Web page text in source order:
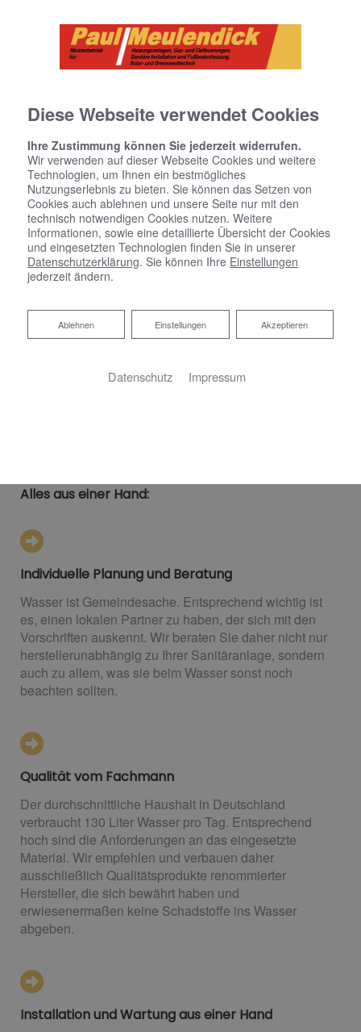
Paul Meulendick GmbH: Ihr Profi vor Ort
Ob Neubau oder Sanierung: Eine Sanitäranlage muss
Alles aus einer Hand:
Individuelle Planung und Beratung
Wasser ist Gemeindesache. Entsprechend wichtig ist
es, einen lokalen Partner zu haben, der sich mit den
Vorschriften auskennt. Wir beraten Sie daher nicht nur
herstellerunabhängig zu Ihrer Sanitäranlage, sondern
auch zu allem, was sie beim Wasser sonst noch
beachten sollten.
Qualität vom Fachmann
Der durchschnittliche Haushalt in Deutschland
verbraucht 130 Liter Wasser pro Tag. Entsprechend
hoch sind die Anforderungen an das eingesetzte
Material. Wir empfehlen und verbauen daher
ausschließlich Qualitätsprodukte renommierter
Hersteller, die sich bewährt haben und
erwiesenermaßen keine Schadstoffe ins Wasser
abgeben.
Installation und Wartung aus einer Hand
Diese Webseite verwendet Cookies
Ihre Zustimmung können Sie jederzeit widerrufen.
Wir verwenden auf dieser Webseite Cookies und weitere
Technologien, um Ihnen ein bestmögliches
Nutzungserlebnis zu bieten. Sie können das Setzen von
Cookies auch ablehnen und unsere Seite nur mit den
technisch notwendigen Cookies nutzen. Weitere
Informationen, sowie eine detaillierte Übersicht der Cookies
und eingesetzten Technologien finden Sie in unserer
Datenschutzerklärung. Sie können Ihre Einstellungen
jederzeit ändern.
Akzeptieren
Einstellungen
Ablehnen
Ablehnen
Datenschutz Impressum